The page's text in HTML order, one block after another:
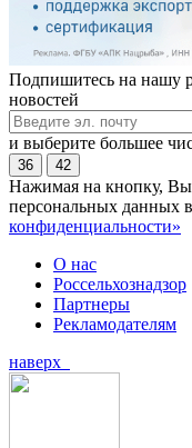
Подпишитесь на нашу
новостей
и выберите большее
36 42
Нажимая на кнопку, Вы
персональных данных
конфиденциальности»
О нас
Россельхознадзор
Партнеры
Рекламодателям
наверх